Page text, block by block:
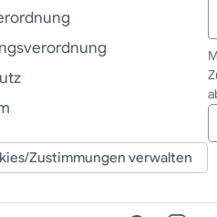
Zustimmungen verwalten